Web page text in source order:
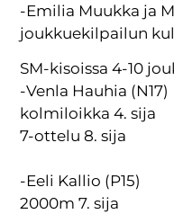
-Emilia Muukka ja
joukkuekilpailun
SM-kisoissa 4-10
-Venla Hauhia (N17)
kolmiloikka 4. sija
7-ottelu 8. sija
-Eeli Kallio (P15)
2000m 7. sija